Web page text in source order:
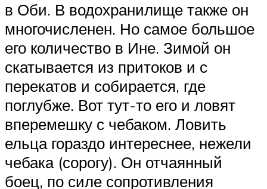
в Оби. В водохранилище также он
многочисленен. Но самое большое
его количество в Ине. Зимой он
скатывается из притоков и с
перекатов и собирается, где
поглубже. Вот тут-то его и ловят
вперемешку с чебаком. Ловить
ельца гораздо интереснее, нежели
чебака (сорогу). Он отчаянный
боец, по силе сопротивления